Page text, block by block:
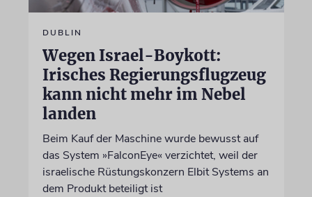
DUBLIN
Wegen Israel-Boykott:
Irisches Regierungsflugzeug
kann nicht mehr im Nebel
landen
Beim Kauf der Maschine wurde bewusst auf
das System »FalconEye« verzichtet, weil der
israelische Rüstungskonzern Elbit Systems an
dem Produkt beteiligt ist